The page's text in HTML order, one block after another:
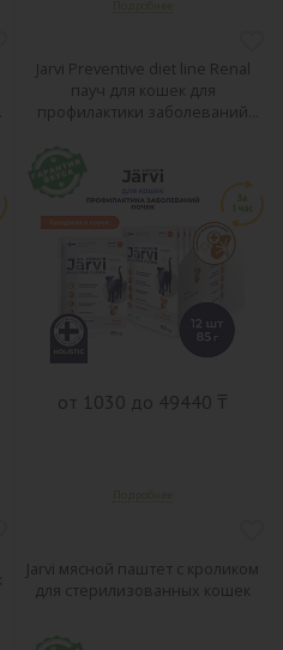
Jarvi Preventive diet line Renal
пауч для кошек для
профилактики заболеваний
от 1030 до 49440 ₸
Jarvi мясной паштет с кроликом
для стерилизованных кошек